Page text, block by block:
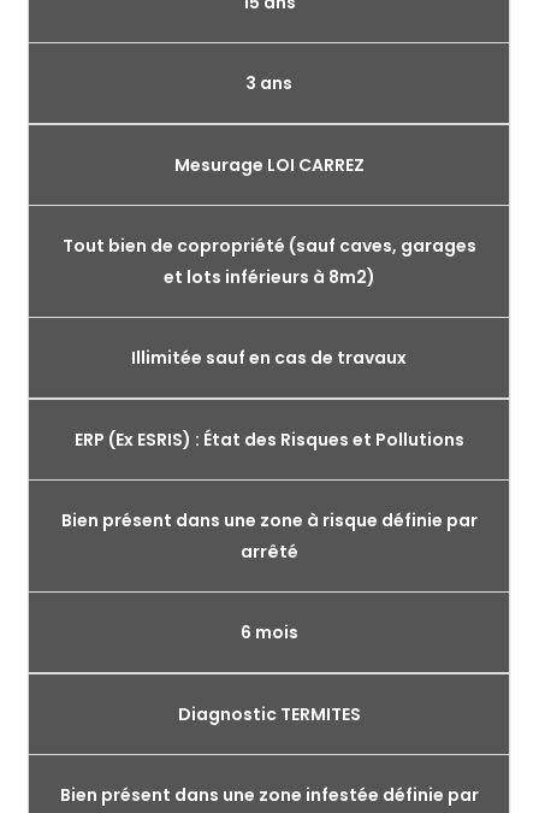
3 ans
Mesurage LOI CARREZ
Tout bien de copropriété (sauf caves, garages
et lots inférieurs à 8m2)
Illimitée sauf en cas de travaux
ERP (Ex ESRIS) : État des Risques et Pollutions
Bien présent dans une zone à risque définie par
arrêté
6 mois
Diagnostic TERMITES
Bien présent dans une zone infestée définie par